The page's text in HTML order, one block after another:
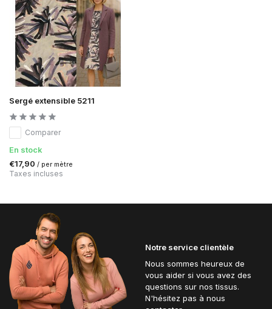
Sergé extensible 5211
Comparer
En stock
€17,90 / per mètre
Taxes incluses
Notre service clientèle
Nous sommes heureux de
vous aider si vous avez des
questions sur nos tissus.
N'hésitez pas à nous